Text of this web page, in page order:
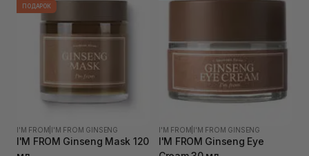
ПОДАРОК
I'M FROM I'M FROM GINSENG
I'M FROM Ginseng Mask 120
I'M FROM I'M FROM GINSENG
I'M FROM Ginseng Eye